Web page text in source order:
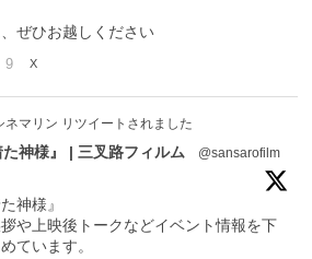
ぜひお越しください
9 X
ネマリン リツイートされました
神様』 | 三叉路フィルム
@sansarofilm
神様』
や上映後トークなどイベント情報を下
ています。